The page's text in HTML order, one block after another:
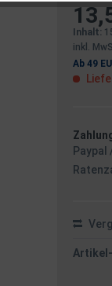
Inhalt:
inkl.
Ab 49